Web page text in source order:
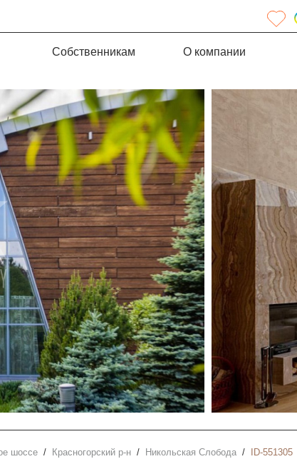
Собственникам О компании
шоссе Красногорский р-н Никольская Слобода ID-551305